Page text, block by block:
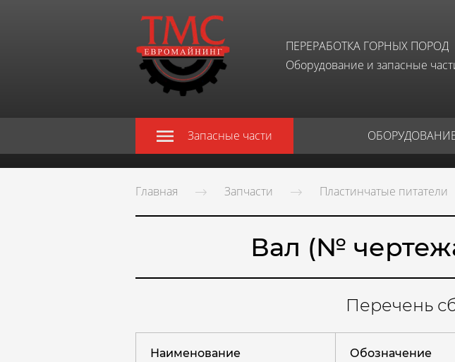
ПЕРЕРАБОТКА ГОРНЫХ ПОРОД
Оборудование и запасные
Запасные части
Главная Запчасти Пластинчатые питатели
Вал (№
Перечень
Наименование Обозначение